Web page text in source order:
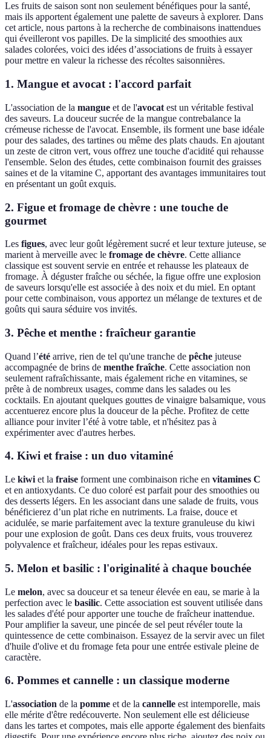
Les fruits de saison sont non seulement bénéfiques pour la santé,
mais ils apportent également une palette de saveurs à explorer. Dans
cet article, nous partons à la recherche de combinaisons inattendues
qui éveilleront vos papilles. De la simplicité des smoothies aux
salades colorées, voici des idées d’associations de fruits à essayer
pour mettre en valeur la richesse des récoltes saisonnières.
1. Mangue et avocat : l'accord parfait
L'association de la mangue et de l'avocat est un véritable festival
des saveurs. La douceur sucrée de la mangue contrebalance la
crémeuse richesse de l'avocat. Ensemble, ils forment une base idéale
pour des salades, des tartines ou même des plats chauds. En ajoutant
un zeste de citron vert, vous offrez une touche d'acidité qui rehausse
l'ensemble. Selon des études, cette combinaison fournit des graisses
saines et de la vitamine C, apportant des avantages immunitaires tout
en présentant un goût exquis.
2. Figue et fromage de chèvre : une touche de
gourmet
Les figues, avec leur goût légèrement sucré et leur texture juteuse, se
marient à merveille avec le fromage de chèvre. Cette alliance
classique est souvent servie en entrée et rehausse les plateaux de
fromage. À déguster fraîche ou séchée, la figue offre une explosion
de saveurs lorsqu'elle est associée à des noix et du miel. En optant
pour cette combinaison, vous apportez un mélange de textures et de
goûts qui saura séduire vos invités.
3. Pêche et menthe : fraîcheur garantie
Quand l’été arrive, rien de tel qu'une tranche de pêche juteuse
accompagnée de brins de menthe fraîche. Cette association non
seulement rafraîchissante, mais également riche en vitamines, se
prête à de nombreux usages, comme dans les salades ou les
cocktails. En ajoutant quelques gouttes de vinaigre balsamique, vous
accentuerez encore plus la douceur de la pêche. Profitez de cette
alliance pour inviter l’été à votre table, et n'hésitez pas à
expérimenter avec d'autres herbes.
4. Kiwi et fraise : un duo vitaminé
Le kiwi et la fraise forment une combinaison riche en vitamines C
et en antioxydants. Ce duo coloré est parfait pour des smoothies ou
des desserts légers. En les associant dans une salade de fruits, vous
bénéficierez d’un plat riche en nutriments. La fraise, douce et
acidulée, se marie parfaitement avec la texture granuleuse du kiwi
pour une explosion de goût. Dans ces deux fruits, vous trouverez
polyvalence et fraîcheur, idéales pour les repas estivaux.
5. Melon et basilic : l'originalité à chaque bouchée
Le melon, avec sa douceur et sa teneur élevée en eau, se marie à la
perfection avec le basilic. Cette association est souvent utilisée dans
les salades d'été pour apporter une touche de fraîcheur inattendue.
Pour amplifier la saveur, une pincée de sel peut révéler toute la
quintessence de cette combinaison. Essayez de la servir avec un filet
d'huile d'olive et du fromage feta pour une entrée estivale pleine de
caractère.
6. Pommes et cannelle : un classique moderne
L'association de la pomme et de la cannelle est intemporelle, mais
elle mérite d'être redécouverte. Non seulement elle est délicieuse
dans les tartes et compotes, mais elle apporte également des bienfaits